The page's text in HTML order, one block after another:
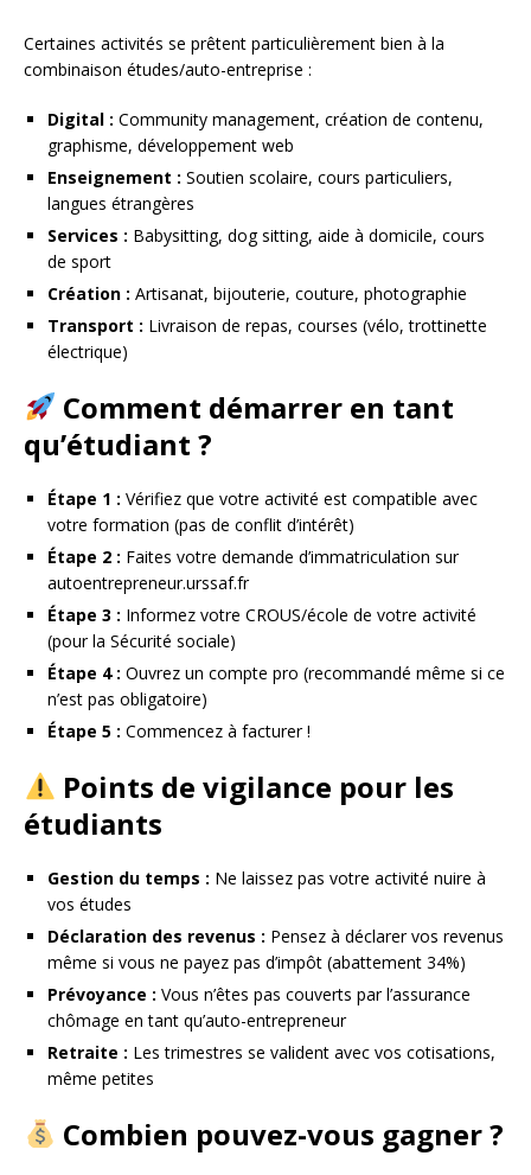
Certaines activités se prêtent particulièrement bien à la
combinaison études/auto-entreprise :
Digital : Community management, création de contenu,
graphisme, développement web
Enseignement : Soutien scolaire, cours particuliers,
langues étrangères
Services : Babysitting, dog sitting, aide à domicile, cours
de sport
Création : Artisanat, bijouterie, couture, photographie
Transport : Livraison de repas, courses (vélo, trottinette
électrique)
Comment démarrer en tant
qu’étudiant ?
Étape 1 : Vérifiez que votre activité est compatible avec
votre formation (pas de conflit d’intérêt)
Étape 2 : Faites votre demande d’immatriculation sur
autoentrepreneur.urssaf.fr
Étape 3 : Informez votre CROUS/école de votre activité
(pour la Sécurité sociale)
Étape 4 : Ouvrez un compte pro (recommandé même si ce
n’est pas obligatoire)
Étape 5 : Commencez à facturer !
Points de vigilance pour les
étudiants
Gestion du temps : Ne laissez pas votre activité nuire à
vos études
Déclaration des revenus : Pensez à déclarer vos revenus
même si vous ne payez pas d’impôt (abattement 34%)
Prévoyance : Vous n’êtes pas couverts par l’assurance
chômage en tant qu’auto-entrepreneur
Retraite : Les trimestres se valident avec vos cotisations,
même petites
Combien pouvez-vous gagner ?